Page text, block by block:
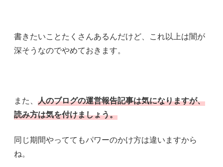
書きたいことたくさんあるんだけど、これ以上は闇が
深そうなのでやめておきます。
また、人のブログの運営報告記事は気になりますが、
読み方は気を付けましょう。
同じ期間やっててもパワーのかけ方は違いますから
ね。